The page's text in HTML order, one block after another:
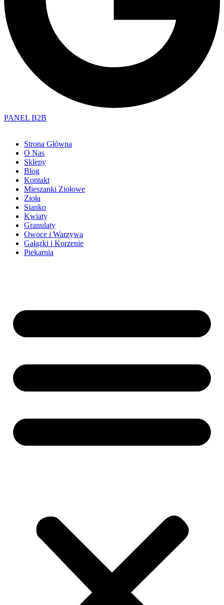
PANEL B2B
Strona Główna
O Nas
Sklepy
Blog
Kontakt
Mieszanki Ziołowe
Zioła
Sianko
Kwiaty
Granulaty
Owoce i Warzywa
Gałązki i Korzenie
Piekarnia